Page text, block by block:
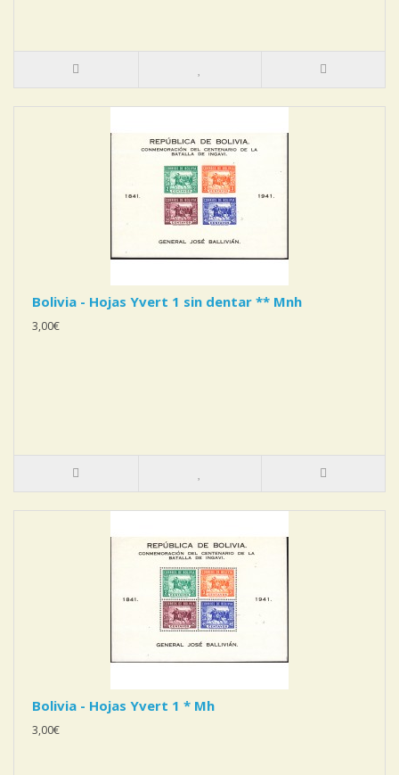
Bolivia - Hojas Yvert 1 sin dentar ** Mnh
3,00€
Bolivia - Hojas Yvert 1 * Mh
3,00€